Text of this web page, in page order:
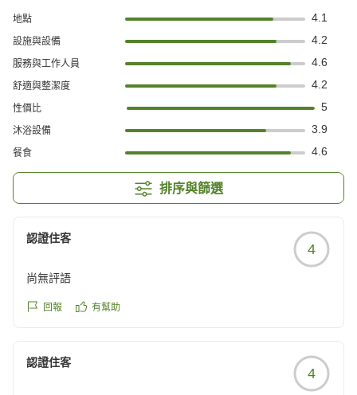
地點 4.1
設施與設備 4.2
服務與工作人員 4.6
舒適與整潔度 4.2
性價比 5
沐浴設備 3.9
餐食 4.6
排序與篩選
認證住客
4
尚無評語
回報 有幫助
認證住客
4